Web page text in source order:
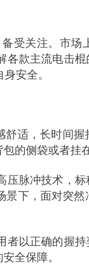
受关注。市
款主流电击
安全。
适，长时间
的侧袋或者挂
脉冲技术，
景下，面对突然
以正确的握
全保障。